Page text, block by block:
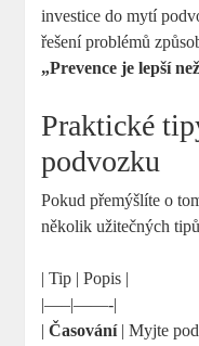
investice do mytí
řešení problémů
„Prevence je lepší
Praktické
podvozku
Pokud přemýšlíte o
několik užitečných
| Tip | Popis |
|—–|——-|
|Časování| Myjte